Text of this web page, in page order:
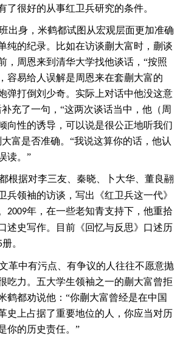
了很好的从事红卫兵研究的条件。
出身，米鹤都试图从宏观层面更加准确
纯的纪录。比如在访谈蒯大富时，蒯谈
，周恩来到清华大学找他谈话， “按照
容易给人误解是周恩来在套蒯大富的
弹打倒刘少奇。实际上对话中他没这意
充了一句，“这两次谈话当中，他（周
向性的诱导，可以说是很公正地听我们
富是否准确。“我说这算你的话，他认
读。”
根据对李三友、秦晓、卜大华、董良翮
兵领袖的访谈，写出《红卫兵这一代》
2009年，在一些老知青支持下，他重拾
述史写作。目前《回忆与反思》口述历
册。
革中有污点、有争议的人往往不愿意抛
吃力。五大学生领袖之一的蒯大富曾拒
鹤都劝说他： “你蒯大富曾经是在中国
史上占据了重要地位的人，你应当对历
你的历史责任。”